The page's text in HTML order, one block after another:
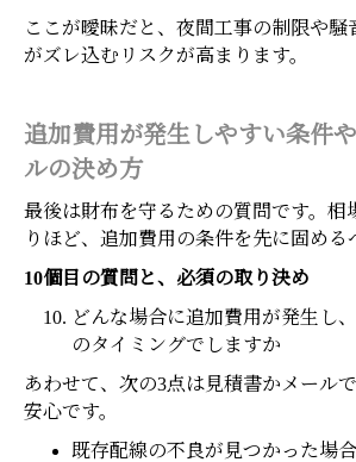
ここが曖昧だと、夜間工事の制限や騒
がズレ込むリスクが高まります。
追加費用が発生しやすい条件
ルの決め方
最後は財布を守るための質問です。相
りほど、追加費用の条件を先に固める
10個目の質問と、必須の取り決め
どんな場合に追加費用が発生し
のタイミングでしますか
あわせて、次の3点は見積書かメール
安心です。
既存配線の不良が見つかった場